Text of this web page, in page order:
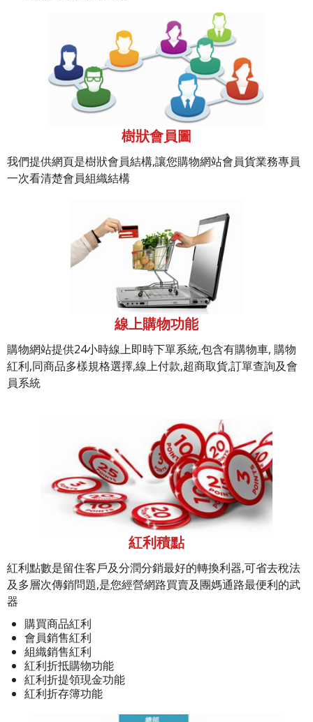
樹狀會員圖
我們提供網頁是樹狀會員結構,讓您購物網站會員貨業務專員
一次看清楚會員組織結構
線上購物功能
購物網站提供24小時線上即時下單系統,包含有購物車, 購物
紅利,同商品多樣規格選擇,線上付款,超商取貨,訂單查詢及會
員系統
紅利積點
紅利點數是留住客戶及分潤分銷最好的轉換利器,可省去稅法
及多層次傳銷問題,是您經營網路買賣及團媽通路最便利的武
器
購買商品紅利
會員銷售紅利
組織銷售紅利
紅利折抵購物功能
紅利折提領現金功能
紅利折存簿功能